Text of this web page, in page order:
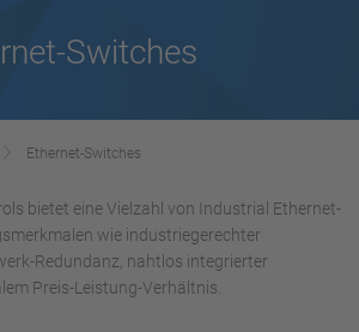
Switches
Ethernet-Switches
bietet eine Vielzahl von Industrial Ethernet-
wie industriegerechter
Redundanz, nahtlos integrierter
Preis-Leistung-Verhältnis.